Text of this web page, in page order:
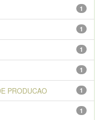
1
1
1
1
1
PRODUCAO
1